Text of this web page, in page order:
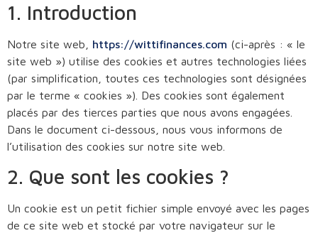
1. Introduction
Notre site web, https://wittifinances.com (ci-après : « le
site web ») utilise des cookies et autres technologies liées
(par simplification, toutes ces technologies sont désignées
par le terme « cookies »). Des cookies sont également
placés par des tierces parties que nous avons engagées.
Dans le document ci-dessous, nous vous informons de
l’utilisation des cookies sur notre site web.
2. Que sont les cookies ?
Un cookie est un petit fichier simple envoyé avec les pages
de ce site web et stocké par votre navigateur sur le